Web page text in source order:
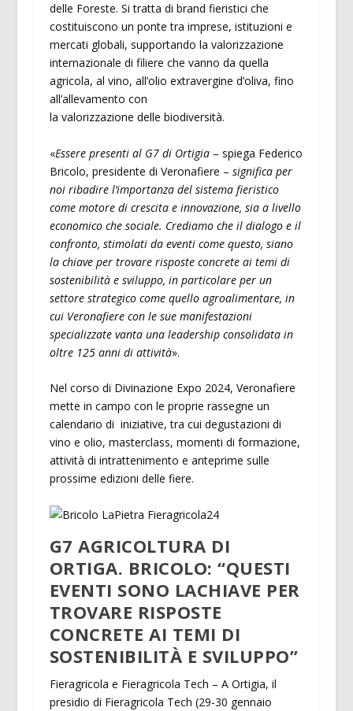
delle Foreste. Si tratta di brand fieristici che
costituiscono un ponte tra imprese, istituzioni e
mercati globali, supportando la valorizzazione
internazionale di filiere che vanno da quella
agricola, al vino, all’olio extravergine d’oliva, fino
all’allevamento con
la valorizzazione delle biodiversità.
«Essere presenti al G7 di Ortigia– spiega Federico
Bricolo, presidente di Veronafiere – significa per
noi ribadire l’importanza del sistema fieristico
come motore di crescita e innovazione, sia a livello
economico che sociale. Crediamo che il dialogo e il
confronto, stimolati da eventi come questo, siano
la chiave per trovare risposte concrete ai temi di
sostenibilità e sviluppo, in particolare per un
settore strategico come quello agroalimentare, in
cui Veronafiere con le sue manifestazioni
specializzate vanta una leadership consolidata in
oltre 125 anni di attività».
Nel corso di Divinazione Expo 2024, Veronafiere
mette in campo con le proprie rassegne un
calendario di iniziative, tra cui degustazioni di
vino e olio, masterclass, momenti di formazione,
attività di intrattenimento e anteprime sulle
prossime edizioni delle fiere.
G7 AGRICOLTURA DI
ORTIGA. BRICOLO: “QUESTI
EVENTI SONO LACHIAVE PER
TROVARE RISPOSTE
CONCRETE AI TEMI DI
SOSTENIBILITÀ E SVILUPPO”
Fieragricola e Fieragricola Tech – A Ortigia, il
presidio di Fieragricola Tech (29-30 gennaio